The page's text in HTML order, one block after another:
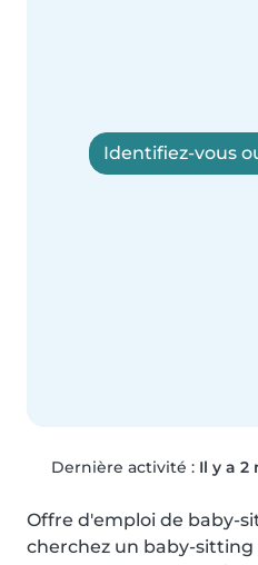
Identifiez-vous
Dernière activité : Il y a 2
Offre d'emploi de baby-
cherchez un baby-sitting